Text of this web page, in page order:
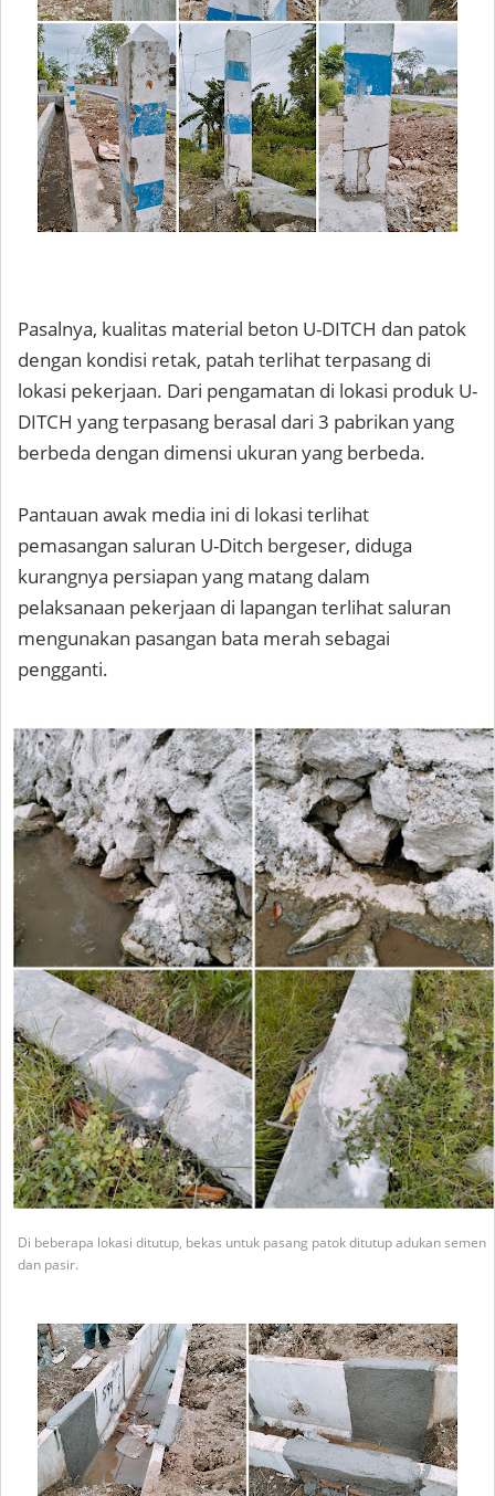
Pasalnya, kualitas material beton U-DITCH dan patok
dengan kondisi retak, patah terlihat terpasang di
lokasi pekerjaan. Dari pengamatan di lokasi produk U-
DITCH yang terpasang berasal dari 3 pabrikan yang
berbeda dengan dimensi ukuran yang berbeda.
Pantauan awak media ini di lokasi terlihat
pemasangan saluran U-Ditch bergeser, diduga
kurangnya persiapan yang matang dalam
pelaksanaan pekerjaan di lapangan terlihat saluran
mengunakan pasangan bata merah sebagai
pengganti.
Di beberapa lokasi ditutup, bekas untuk pasang patok ditutup adukan semen
dan pasir.